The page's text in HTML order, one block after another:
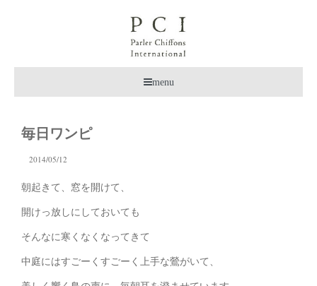
menu
毎日ワンピ
2014/05/12
朝起きて、窓を開けて、
開けっ放しにしておいても
そんなに寒くなくなってきて
中庭にはすごーくすごーく上手な鶯がいて、